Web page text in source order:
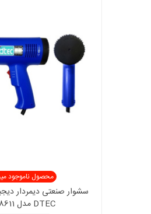
محصول ناموجود
DTEC مدل DT-8611